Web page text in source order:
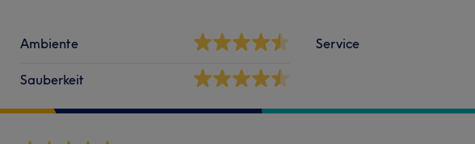
Ambiente
Sauberkeit
Service